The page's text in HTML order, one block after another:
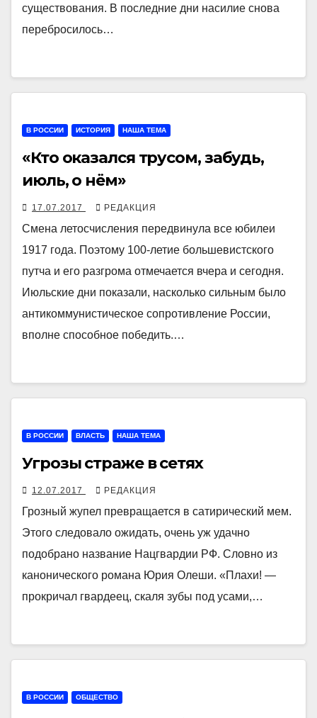
существования. В последние дни насилие снова
перебросилось…
В РОССИИ ИСТОРИЯ НАША ТЕМА
«Кто оказался трусом, забудь,
июль, о нём»
17.07.2017 РЕДАКЦИЯ
Смена летосчисления передвинула все юбилеи
1917 года. Поэтому 100-летие большевистского
путча и его разгрома отмечается вчера и сегодня.
Июльские дни показали, насколько сильным было
антикоммунистическое сопротивление России,
вполне способное победить.…
В РОССИИ ВЛАСТЬ НАША ТЕМА
Угрозы страже в сетях
12.07.2017 РЕДАКЦИЯ
Грозный жупел превращается в сатирический мем.
Этого следовало ожидать, очень уж удачно
подобрано название Нацгвардии РФ. Словно из
канонического романа Юрия Олеши. «Плахи! —
прокричал гвардеец, скаля зубы под усами,…
В РОССИИ ОБЩЕСТВО